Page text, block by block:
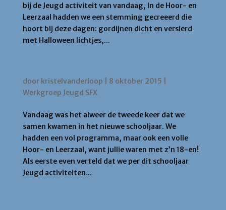
bij de Jeugd activiteit van vandaag, In de Hoor- en
Leerzaal hadden we een stemming gecreeerd die
hoort bij deze dagen: gordijnen dicht en versierd
met Halloween lichtjes,...
door kristelvanderloop 8 oktober 2015
Werkgroep Jeugd SFX
Vandaag was het alweer de tweede keer dat we
samen kwamen in het nieuwe schooljaar. We
hadden een vol programma, maar ook een volle
Hoor- en Leerzaal, want jullie waren met z’n 18-en!
Als eerste even verteld dat we per dit schooljaar
Jeugd activiteiten...